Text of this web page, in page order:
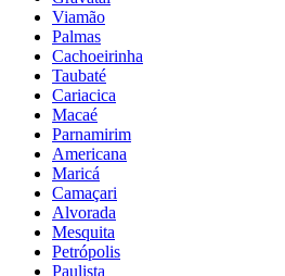
Viamão
Palmas
Cachoeirinha
Taubaté
Cariacica
Macaé
Parnamirim
Americana
Maricá
Camaçari
Alvorada
Mesquita
Petrópolis
Paulista